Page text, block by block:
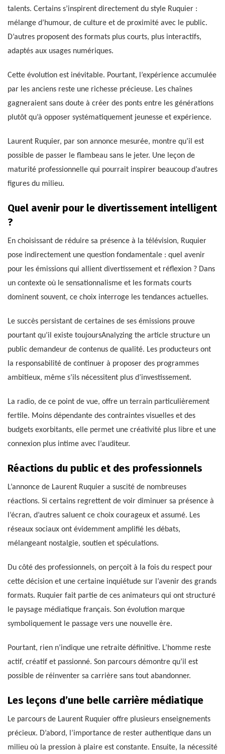
talents. Certains s’inspirent directement du style Ruquier :
mélange d’humour, de culture et de proximité avec le public.
D’autres proposent des formats plus courts, plus interactifs,
adaptés aux usages numériques.
Cette évolution est inévitable. Pourtant, l’expérience accumulée
par les anciens reste une richesse précieuse. Les chaînes
gagneraient sans doute à créer des ponts entre les générations
plutôt qu’à opposer systématiquement jeunesse et expérience.
Laurent Ruquier, par son annonce mesurée, montre qu’il est
possible de passer le flambeau sans le jeter. Une leçon de
maturité professionnelle qui pourrait inspirer beaucoup d’autres
figures du milieu.
Quel avenir pour le divertissement intelligent
?
En choisissant de réduire sa présence à la télévision, Ruquier
pose indirectement une question fondamentale : quel avenir
pour les émissions qui allient divertissement et réflexion ? Dans
un contexte où le sensationnalisme et les formats courts
dominent souvent, ce choix interroge les tendances actuelles.
Le succès persistant de certaines de ses émissions prouve
pourtant qu’il existe toujoursAnalyzing the article structure un
public demandeur de contenus de qualité. Les producteurs ont
la responsabilité de continuer à proposer des programmes
ambitieux, même s’ils nécessitent plus d’investissement.
La radio, de ce point de vue, offre un terrain particulièrement
fertile. Moins dépendante des contraintes visuelles et des
budgets exorbitants, elle permet une créativité plus libre et une
connexion plus intime avec l’auditeur.
Réactions du public et des professionnels
L’annonce de Laurent Ruquier a suscité de nombreuses
réactions. Si certains regrettent de voir diminuer sa présence à
l’écran, d’autres saluent ce choix courageux et assumé. Les
réseaux sociaux ont évidemment amplifié les débats,
mélangeant nostalgie, soutien et spéculations.
Du côté des professionnels, on perçoit à la fois du respect pour
cette décision et une certaine inquiétude sur l’avenir des grands
formats. Ruquier fait partie de ces animateurs qui ont structuré
le paysage médiatique français. Son évolution marque
symboliquement le passage vers une nouvelle ère.
Pourtant, rien n’indique une retraite définitive. L’homme reste
actif, créatif et passionné. Son parcours démontre qu’il est
possible de réinventer sa carrière sans tout abandonner.
Les leçons d’une belle carrière médiatique
Le parcours de Laurent Ruquier offre plusieurs enseignements
précieux. D’abord, l’importance de rester authentique dans un
milieu où la pression à plaire est constante. Ensuite, la nécessité